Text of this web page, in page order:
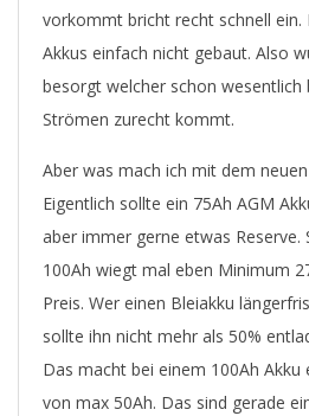
vorkommt bricht recht schnell ein.
Akkus einfach nicht gebaut. Also
besorgt welcher schon wesentlich
Strömen zurecht kommt.
Aber was mach ich mit dem
Eigentlich sollte ein 75Ah AGM
aber immer gerne etwas Reserve.
100Ah wiegt mal eben Minimum
Preis. Wer einen Bleiakku
sollte ihn nicht mehr als 50%
Das macht bei einem 100Ah
von max 50Ah. Das sind gerade